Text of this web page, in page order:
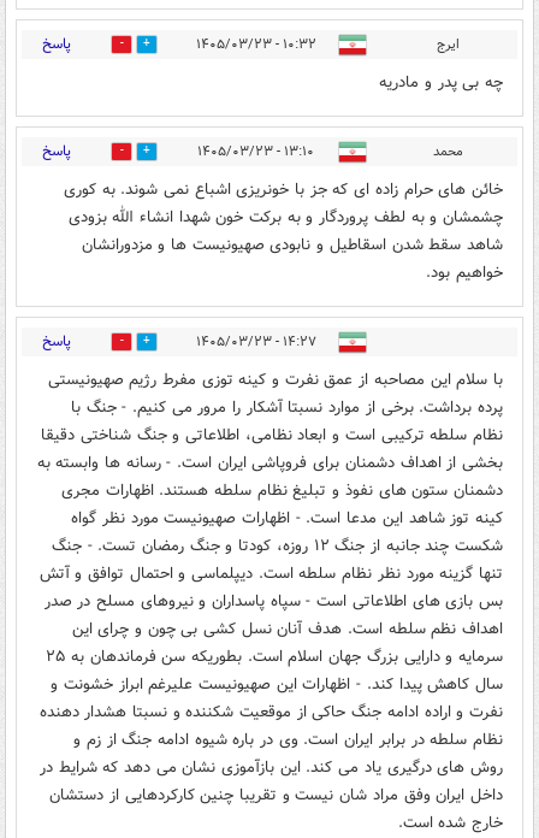
ایرج ۱۰:۳۲ - ۱۴۰۵/۰۳/۲۳ 3 پاسخ
چه بی پدر و مادریه
محمد ۱۳:۱۰ - ۱۴۰۵/۰۳/۲۳ 1 پاسخ
خائن های حرام زاده ای که جز با خونریزی اشباع نمی شوند. به کوری
چشمشان و به لطف پروردگار و به برکت خون شهدا انشاء الله بزودی
شاهد سقط شدن اسقاطیل و نابودی صهیونیست ها و مزدورانشان
خواهیم بود.
۱۴:۲۷ - ۱۴۰۵/۰۳/۲۳ 0 پاسخ
با سلام این مصاحبه از عمق نفرت و کینه توزی مفرط رژیم صهیونیستی
پرده برداشت. برخی از موارد نسبتا آشکار را مرور می کنیم. - جنگ با
نظام سلطه ترکیبی است و ابعاد نظامی، اطلاعاتی و جنگ شناختی دقیقا
بخشی از اهداف دشمنان برای فروپاشی ایران است. - رسانه ها وابسته به
دشمنان ستون های نفوذ و تبلیغ نظام سلطه هستند. اظهارات مجری
کینه توز شاهد این مدعا است. - اظهارات صهیونیست مورد نظر گواه
شکست چند جانبه از جنگ ۱۲ روزه، کودتا و جنگ رمضان تست. - جنگ
تنها گزینه مورد نظر نظام سلطه است. دیپلماسی و احتمال توافق و آتش
بس بازی های اطلاعاتی است‌ - سپاه پاسداران و نیروهای مسلح در صدر
اهداف نظم سلطه است. هدف آنان نسل کشی‌ بی چون و چرای این
سرمایه و دارایی بزرگ جهان اسلام است. بطوریکه سن فرماندهان به ۲۵
سال کاهش پیدا کند. - اظهارات این صهیونیست علیرغم ابراز خشونت و
نفرت و اراده ادامه جنگ حاکی از موقعیت شکننده و نسبتا هشدار دهنده
نظام سلطه در برابر ایران است. وی در باره شیوه ادامه جنگ از زم و
روش های درگیری یاد می کند. این بازآموزی نشان می دهد که شرایط در
داخل ایران وفق مراد شان نیست و تقریبا چنین کارکردهایی از دستشان
خارج شده است.